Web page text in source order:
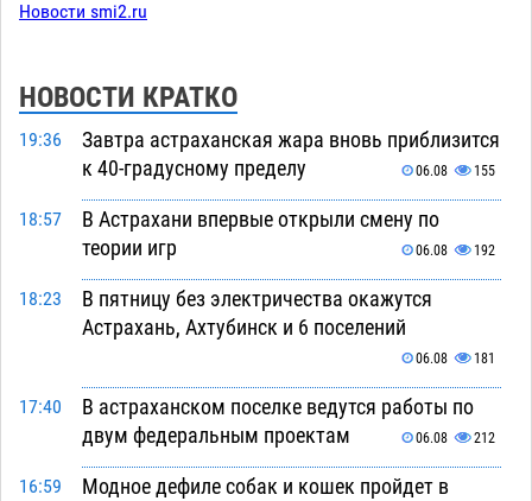
Новости smi2.ru
НОВОСТИ КРАТКО
19:36
Завтра астраханская жара вновь приблизится
к 40-градусному пределу
06.08 155
18:57
В Астрахани впервые открыли смену по
теории игр
06.08 192
18:23
В пятницу без электричества окажутся
Астрахань, Ахтубинск и 6 поселений
06.08 181
17:40
В астраханском поселке ведутся работы по
двум федеральным проектам
06.08 212
16:59
Модное дефиле собак и кошек пройдет в